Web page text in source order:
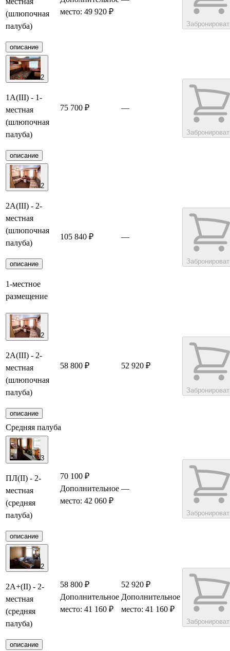
(шлюпочная
палуба)
описание
место: 49 920 ₽
2
1А(III) - 1-
местная
(шлюпочная
палуба)
описание
75 700 ₽ —
2
2А(III) - 2-
местная
(шлюпочная
палуба)
описание
1-местное
размещение
105 840 ₽ —
2
2А(III) - 2-
местная
(шлюпочная
палуба)
описание
58 800 ₽ 52 920 ₽
Средняя палуба
3
ПЛ(II) - 2-
местная
(средняя
палуба)
описание
70 100 ₽
Дополнительное
место: 42 060 ₽
—
2
2А+(II) - 2-
местная
(средняя
палуба)
описание
58 800 ₽
Дополнительное
место: 41 160 ₽
52 920 ₽
Дополнительное
место: 41 160 ₽